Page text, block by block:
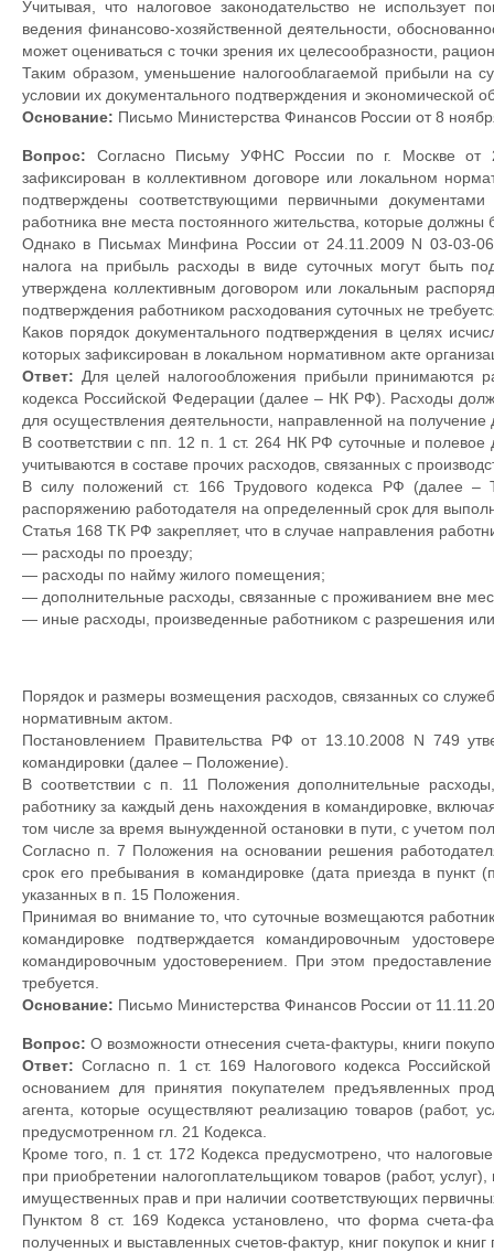
Учитывая, что налоговое законодательство не использует
ведения финансово-хозяйственной деятельности,
может оцениваться с точки зрения их целесообразности,
Таким образом, уменьшение налогооблагаемой прибыли на
условии их документального подтверждения и экономической
Основание: Письмо Министерства Финансов России от 8
Вопрос: Согласно Письму УФНС России по г. Москве от
зафиксирован в коллективном договоре или локальном
подтверждены соответствующими первичными
работника вне места постоянного жительства, которые
Однако в Письмах Минфина России от 24.11.2009 N 03-03-
налога на прибыль расходы в виде суточных могут быть
утверждена коллективным договором или локальным
подтверждения работником расходования суточных не
Каков порядок документального подтверждения в целях
которых зафиксирован в локальном нормативном акте
Ответ: Для целей налогообложения прибыли принимаются
кодекса Российской Федерации (далее – НК РФ). Расходы
для осуществления деятельности, направленной на получение
В соответствии с пп. 12 п. 1 ст. 264 НК РФ суточные и
учитываются в составе прочих расходов, связанных с
В силу положений ст. 166 Трудового кодекса РФ (далее –
распоряжению работодателя на определенный срок для
Статья 168 ТК РФ закрепляет, что в случае направления
— расходы по проезду;
— расходы по найму жилого помещения;
— дополнительные расходы, связанные с проживанием вне
— иные расходы, произведенные работником с разрешения
Порядок и размеры возмещения расходов, связанных со
нормативным актом.
Постановлением Правительства РФ от 13.10.2008 N 749
командировки (далее – Положение).
В соответствии с п. 11 Положения дополнительные
работнику за каждый день нахождения в командировке,
том числе за время вынужденной остановки в пути, с учетом
Согласно п. 7 Положения на основании решения
срок его пребывания в командировке (дата приезда в пункт
указанных в п. 15 Положения.
Принимая во внимание то, что суточные возмещаются
командировке подтверждается командировочным
командировочным удостоверением. При этом
требуется.
Основание: Письмо Министерства Финансов России от
Вопрос: О возможности отнесения счета-фактуры, книги
Ответ: Согласно п. 1 ст. 169 Налогового кодекса
основанием для принятия покупателем предъявленных
агента, которые осуществляют реализацию товаров (работ,
предусмотренном гл. 21 Кодекса.
Кроме того, п. 1 ст. 172 Кодекса предусмотрено, что
при приобретении налогоплательщиком товаров (работ,
имущественных прав и при наличии соответствующих
Пунктом 8 ст. 169 Кодекса установлено, что форма счета-
полученных и выставленных счетов-фактур, книг покупок и